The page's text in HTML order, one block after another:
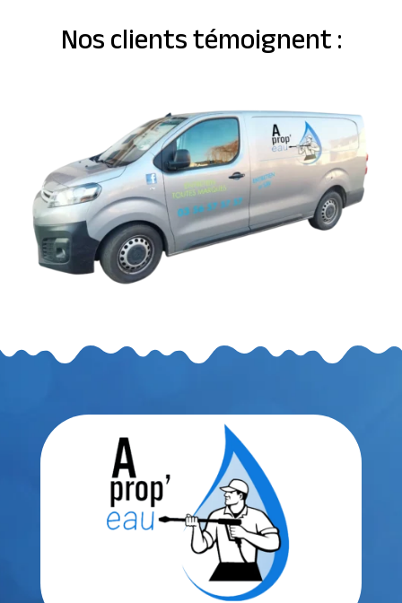
Nos clients témoignent :